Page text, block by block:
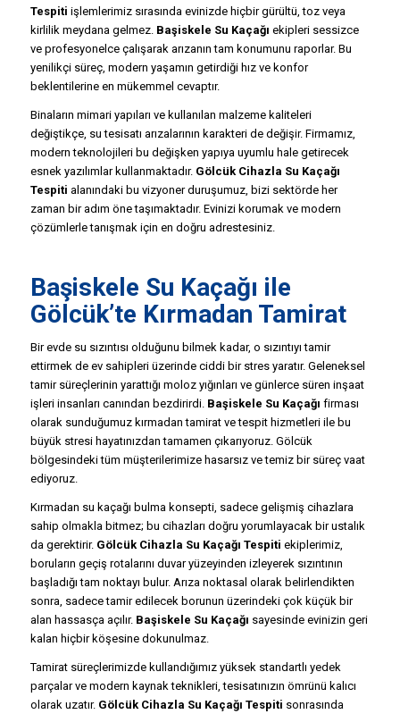
Tespiti işlemlerimiz sırasında evinizde hiçbir gürültü, toz veya
kirlilik meydana gelmez. Başiskele Su Kaçağı ekipleri sessizce
ve profesyonelce çalışarak arızanın tam konumunu raporlar. Bu
yenilikçi süreç, modern yaşamın getirdiği hız ve konfor
beklentilerine en mükemmel cevaptır.
Binaların mimari yapıları ve kullanılan malzeme kaliteleri
değiştikçe, su tesisatı arızalarının karakteri de değişir. Firmamız,
modern teknolojileri bu değişken yapıya uyumlu hale getirecek
esnek yazılımlar kullanmaktadır. Gölcük Cihazla Su Kaçağı
Tespiti alanındaki bu vizyoner duruşumuz, bizi sektörde her
zaman bir adım öne taşımaktadır. Evinizi korumak ve modern
çözümlerle tanışmak için en doğru adrestesiniz.
Başiskele Su Kaçağı ile
Gölcük’te Kırmadan Tamirat
Bir evde su sızıntısı olduğunu bilmek kadar, o sızıntıyı tamir
ettirmek de ev sahipleri üzerinde ciddi bir stres yaratır. Geleneksel
tamir süreçlerinin yarattığı moloz yığınları ve günlerce süren inşaat
işleri insanları canından bezdirirdi. Başiskele Su Kaçağı firması
olarak sunduğumuz kırmadan tamirat ve tespit hizmetleri ile bu
büyük stresi hayatınızdan tamamen çıkarıyoruz. Gölcük
bölgesindeki tüm müşterilerimize hasarsız ve temiz bir süreç vaat
ediyoruz.
Kırmadan su kaçağı bulma konsepti, sadece gelişmiş cihazlara
sahip olmakla bitmez; bu cihazları doğru yorumlayacak bir ustalık
da gerektirir. Gölcük Cihazla Su Kaçağı Tespiti ekiplerimiz,
boruların geçiş rotalarını duvar yüzeyinden izleyerek sızıntının
başladığı tam noktayı bulur. Arıza noktasal olarak belirlendikten
sonra, sadece tamir edilecek borunun üzerindeki çok küçük bir
alan hassasça açılır. Başiskele Su Kaçağı sayesinde evinizin geri
kalan hiçbir köşesine dokunulmaz.
Tamirat süreçlerimizde kullandığımız yüksek standartlı yedek
parçalar ve modern kaynak teknikleri, tesisatınızın ömrünü kalıcı
olarak uzatır. Gölcük Cihazla Su Kaçağı Tespiti sonrasında